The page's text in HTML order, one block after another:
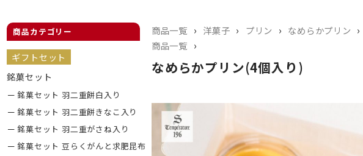
商品一覧 › 洋菓子 › プリン › なめらかプリン ›
商品一覧 ›
なめらかプリン(4個入り)
商品カテゴリー
ギフトセット
銘菓セット
銘菓セット 羽二重餅白入り
銘菓セット 羽二重餅きなこ入り
銘菓セット 羽二重がさね入り
銘菓セット 豆らくがんと求肥昆布